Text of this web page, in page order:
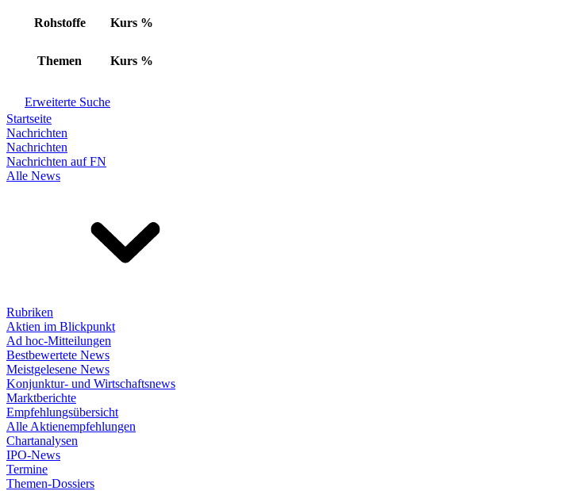
Rohstoffe Kurs %
Themen Kurs %
Erweiterte Suche
Startseite
Nachrichten
Nachrichten
Nachrichten auf FN
Alle News
Rubriken
Aktien im Blickpunkt
Ad hoc-Mitteilungen
Bestbewertete News
Meistgelesene News
Konjunktur- und Wirtschaftsnews
Marktberichte
Empfehlungsübersicht
Alle Aktienempfehlungen
Chartanalysen
IPO-News
Termine
Themen-Dossiers